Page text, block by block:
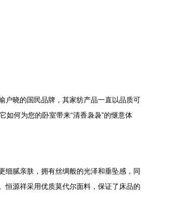
户晓的国民品牌，其家纺产品一直以品质可
何为您的卧室带来“清香袅袅”的惬意体
细腻亲肤，拥有丝绸般的光泽和垂坠感，同
恒源祥采用优质莫代尔面料，保证了床品的